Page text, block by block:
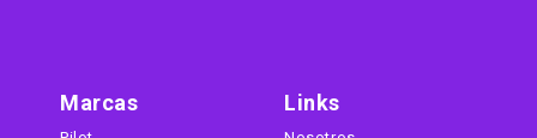
Marcas Links